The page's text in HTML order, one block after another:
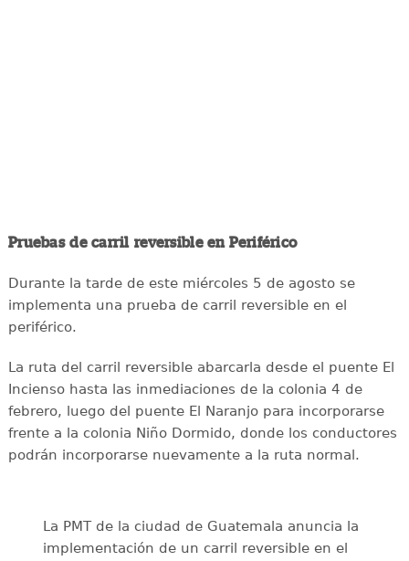
Pruebas de carril reversible en Periférico
Durante la tarde de este miércoles 5 de agosto se
implementa una prueba de carril reversible en el
periférico.
La ruta del carril reversible abarcarla desde el puente El
Incienso hasta las inmediaciones de la colonia 4 de
febrero, luego del puente El Naranjo para incorporarse
frente a la colonia Niño Dormido, donde los conductores
podrán incorporarse nuevamente a la ruta normal.
La PMT de la ciudad de Guatemala anuncia la
implementación de un carril reversible en el